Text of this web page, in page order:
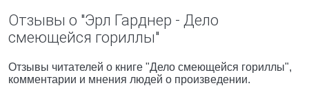
Отзывы о "Эрл Гарднер - Дело
смеющейся гориллы"
Отзывы читателей о книге "Дело смеющейся гориллы",
комментарии и мнения людей о произведении.